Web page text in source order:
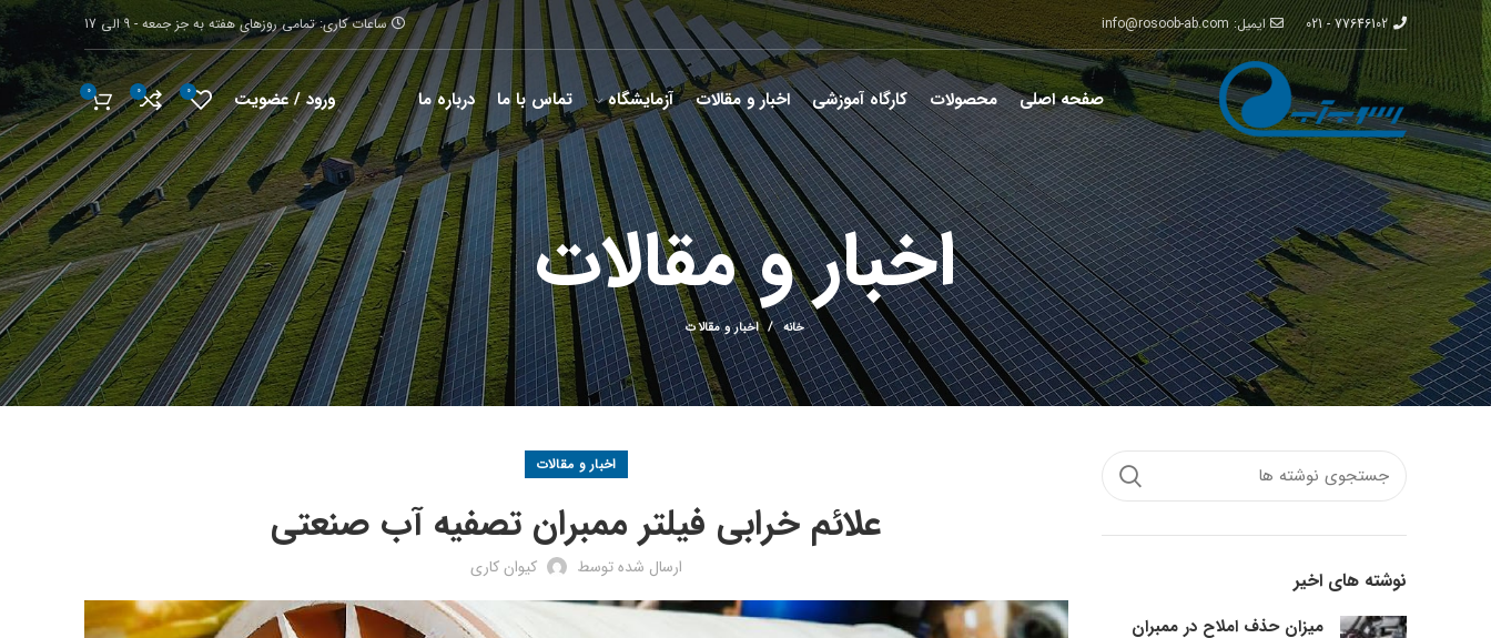
77646102 - 021 ایمیل: info@rosoob-ab.com ساعات کاری: تمامی روزهای هفته به جز جمعه - 9 الی 17
صفحه اصلی محصولات کارگاه آموزشی اخبار و مقالات آزمایشگاه تماس با ما درباره ما ورود / عضویت 0
0
0
اخبار و مقالات
خانه اخبار و مقالات
اخبار و مقالات
علائم خرابی فیلتر ممبران تصفیه آب صنعتی
ارسال شده توسط کیوان کاری نوشته های اخیر
میزان حذف املاح در ممبران